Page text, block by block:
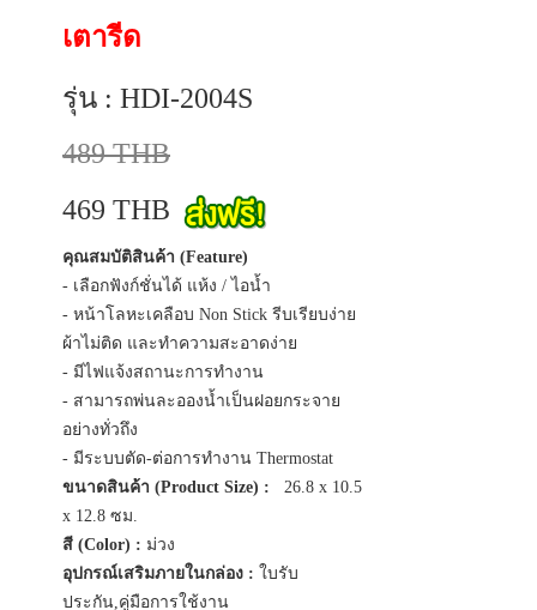
เตารีด
รุ่น : HDI-2004S
489 THB
469 THB
คุณสมบัติสินค้า (Feature)
- เลือกฟังก์ชั่นได้ แห้ง / ไอน้ำ
- หน้าโลหะเคลือบ Non Stick รีบเรียบง่าย
ผ้าไม่ติด และทำความสะอาดง่าย
- มีไฟแจ้งสถานะการทำงาน
- สามารถพ่นละอองน้ำเป็นฝอยกระจาย
อย่างทั่วถึง
- มีระบบตัด-ต่อการทำงาน Thermostat
ขนาดสินค้า (Product Size) : 26.8 x 10.5
x 12.8 ซม.
สี (Color) : ม่วง
อุปกรณ์เสริมภายในกล่อง : ใบรับ
ประกัน,คู่มือการใช้งาน